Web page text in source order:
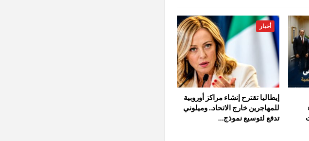
أخبار
إيطاليا تقترح إنشاء مراكز أوروبية
للمهاجرين خارج الاتحاد.. وميلوني
تدفع لتوسيع نموذج…